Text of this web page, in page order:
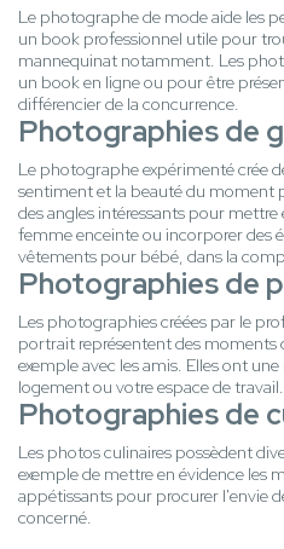
Le photographe de mode aide les
un book professionnel utile pour
mannequinat notamment. Les
un book en ligne ou pour être
différencier de la concurrence.
Photographies de
Le photographe expérimenté crée
sentiment et la beauté du moment
des angles intéressants pour mettre
femme enceinte ou incorporer des
vêtements pour bébé, dans la
Photographies de
Les photographies créées par le
portrait représentent des moments
exemple avec les amis. Elles ont
logement ou votre espace de travail.
Photographies de
Les photos culinaires possèdent
exemple de mettre en évidence les
appétissants pour procurer l'envie
concerné.